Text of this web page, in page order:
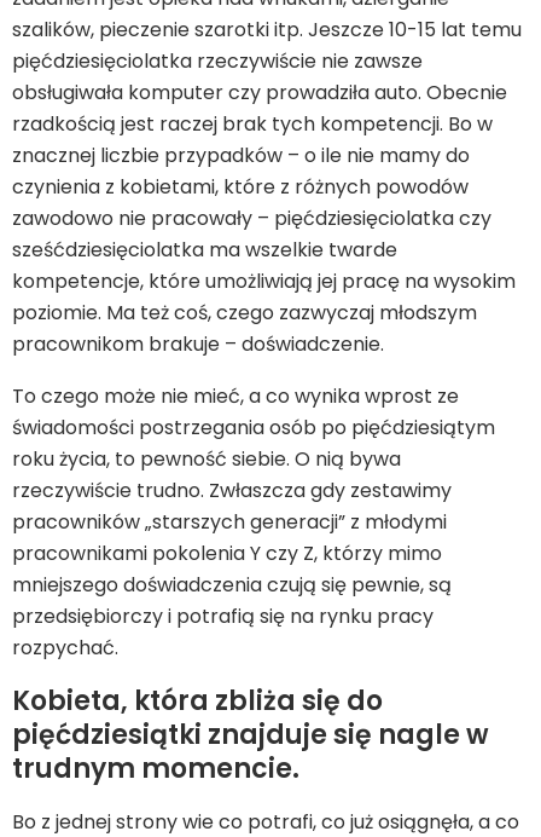
szalików, pieczenie szarotki itp. Jeszcze 10-15 lat temu
pięćdziesięciolatka rzeczywiście nie zawsze
obsługiwała komputer czy prowadziła auto. Obecnie
rzadkością jest raczej brak tych kompetencji. Bo w
znacznej liczbie przypadków – o ile nie mamy do
czynienia z kobietami, które z różnych powodów
zawodowo nie pracowały – pięćdziesięciolatka czy
sześćdziesięciolatka ma wszelkie twarde
kompetencje, które umożliwiają jej pracę na wysokim
poziomie. Ma też coś, czego zazwyczaj młodszym
pracownikom brakuje – doświadczenie.
To czego może nie mieć, a co wynika wprost ze
świadomości postrzegania osób po pięćdziesiątym
roku życia, to pewność siebie. O nią bywa
rzeczywiście trudno. Zwłaszcza gdy zestawimy
pracowników „starszych generacji” z młodymi
pracownikami pokolenia Y czy Z, którzy mimo
mniejszego doświadczenia czują się pewnie, są
przedsiębiorczy i potrafią się na rynku pracy
rozpychać.
Kobieta, która zbliża się do
pięćdziesiątki znajduje się nagle w
trudnym momencie.
Bo z jednej strony wie co potrafi, co już osiągnęła, a co